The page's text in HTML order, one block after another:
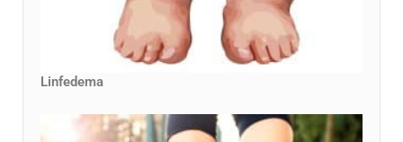
Linfedema